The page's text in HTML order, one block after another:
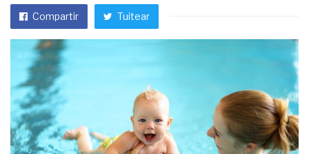
Compartir Tuitear